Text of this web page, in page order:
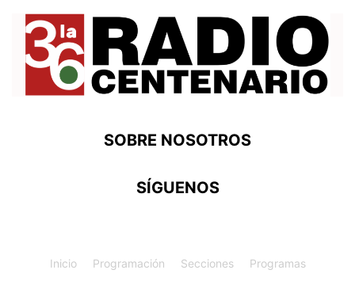
SOBRE NOSOTROS
SÍGUENOS
Inicio Programación Secciones Programas